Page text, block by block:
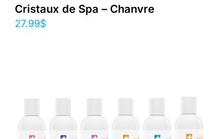
Cristaux de Spa – Chanvre
27.99$